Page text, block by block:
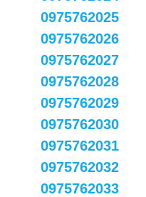
0975762025
0975762026
0975762027
0975762028
0975762029
0975762030
0975762031
0975762032
0975762033